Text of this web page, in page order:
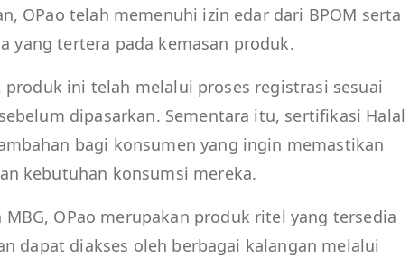
OPao telah memenuhi izin edar dari BPOM serta
yang tertera pada kemasan produk.
produk ini telah melalui proses registrasi sesuai
dipasarkan. Sementara itu, sertifikasi Halal
bagi konsumen yang ingin memastikan
kebutuhan konsumsi mereka.
OPao merupakan produk ritel yang tersedia
dapat diakses oleh berbagai kalangan melalui